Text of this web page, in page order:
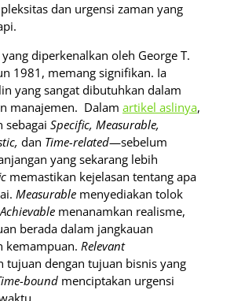
dan urgensi zaman yang
yang diperkenalkan oleh George T.
1981, memang signifikan. Ia
yang sangat dibutuhkan dalam
manajemen. Dalam artikel aslinya,
sebagai Specific, Measurable,
dan Time-related—sebelum
yang sekarang lebih
memastikan kejelasan tentang apa
Measurable menyediakan tolok
Achievable menanamkan realisme,
berada dalam jangkauan
kemampuan. Relevant
tujuan dengan tujuan bisnis yang
bound menciptakan urgensi